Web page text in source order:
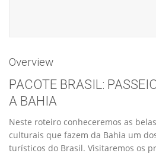
Overview
PACOTE BRASIL:
A BAHIA
Neste roteiro conheceremos as
culturais que fazem da Bahia um
turísticos do Brasil. Visitaremos os